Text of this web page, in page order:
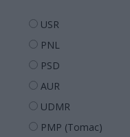
USR
PNL
PSD
AUR
UDMR
PMP (Tomac)